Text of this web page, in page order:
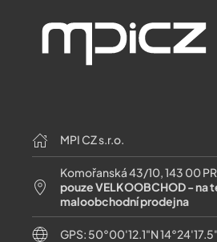
MPI CZ s.r.o.
Komořanská 43/10, 143 00
pouze VELKOOBCHOD - na
maloobchodní prodejna
GPS: 50°00'12.1"N